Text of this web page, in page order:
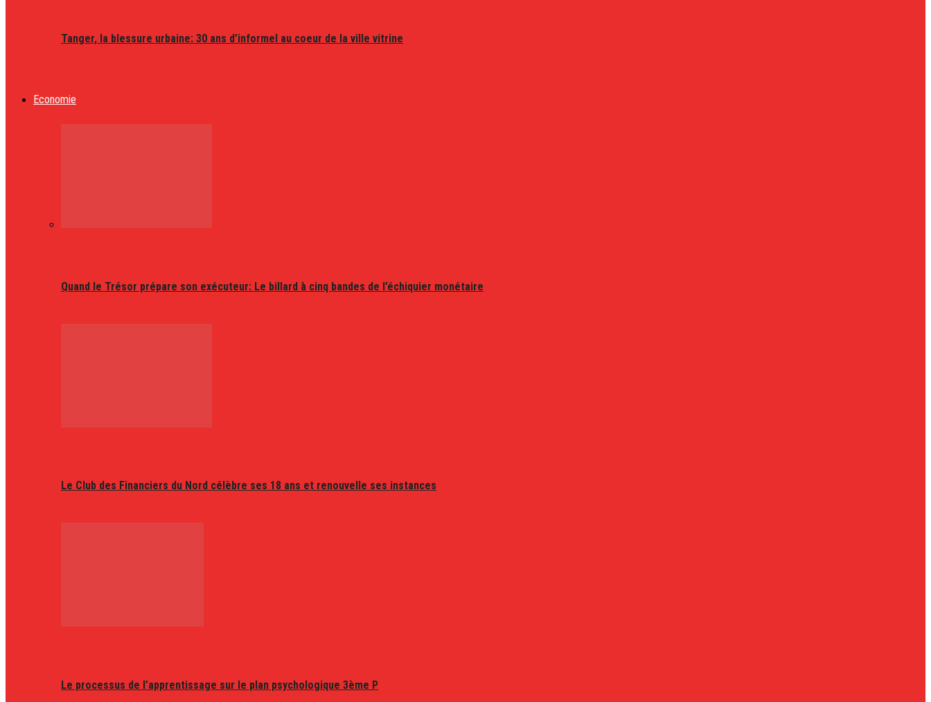
Tanger, la blessure urbaine: 30 ans d’informel au coeur de la ville vitrine
Economie
Quand le Trésor prépare son exécuteur: Le billard à cinq bandes de l’échiquier monétaire
Le Club des Financiers du Nord célèbre ses 18 ans et renouvelle ses instances
Le processus de l’apprentissage sur le plan psychologique 3ème P